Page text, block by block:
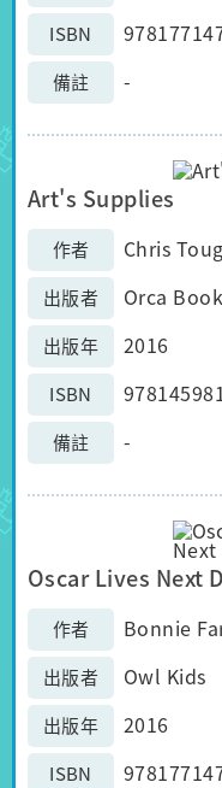
ISBN
備註 -
Art's Supplies
作者 Chris
出版者 Orca
出版年 2016
ISBN
備註 -
Oscar Lives Next
作者 Bonnie
出版者 Owl Kids
出版年 2016
ISBN